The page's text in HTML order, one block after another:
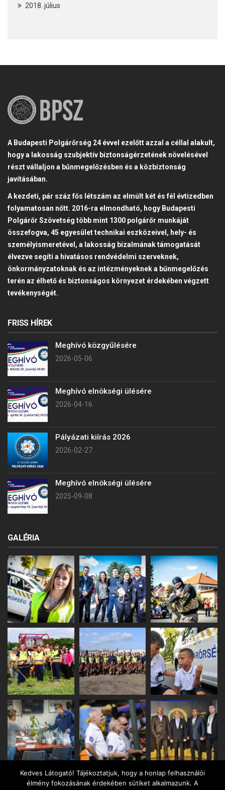
2018. július
A Budapesti Polgárőrség 24 évvel ezelőtt azzal a céllal alakult,
hogy a lakosság szubjektív biztonságérzetének növelésével
részt vállaljon a bűnmegelőzésben és a közbiztonság
javításában.
A kezdeti, pár száz fős létszám az elmúlt két és fél évtizedben
folyamatosan nőtt. 2016-ra elmondható, hogy Budapesti
Polgárőr Szövetség több mint 1300 polgárőr munkáját
összefogva, 45 egyesület technikai eszközeivel, hely- és
személyismeretével, a lakosság bizalmának támogatását
élvezve segíti a hivatásos rendvédelmi szerveknek,
önkormányzatoknak és az intézményeknek a bűnmegelőzés
terén az élhető és biztonságos környezet érdekében végzett
tevékenységét.
FRISS HÍREK
Meghívó közgyűlésére
2026-05-06
Meghívó elnökségi ülésére
2026-04-16
Pályázati kiírás 2026
2026-02-27
Meghívó elnökségi ülésére
2025-09-08
GALÉRIA
Kedves Látogató! Tájékoztatjuk, hogy a honlap felhasználói
élmény fokozásának érdekében sütiket alkalmazunk. A